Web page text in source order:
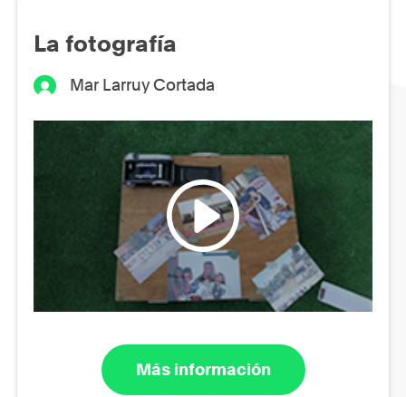
La fotografía
Mar Larruy Cortada
Más información